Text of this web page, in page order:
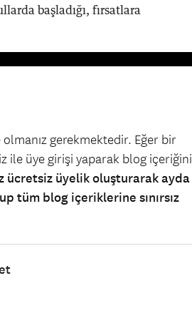
başladığı, fırsatlara
gerekmektedir. Eğer bir
ile üye girişi yaparak blog içeriğini
ücretsiz üyelik oluşturarak ayda
tüm blog içeriklerine sınırsız